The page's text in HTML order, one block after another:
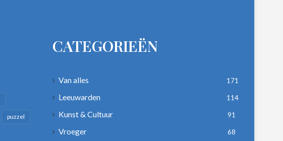
puzzel
CATEGORIEËN
Van alles 171
Leeuwarden 114
Kunst & Cultuur 91
Vroeger 68